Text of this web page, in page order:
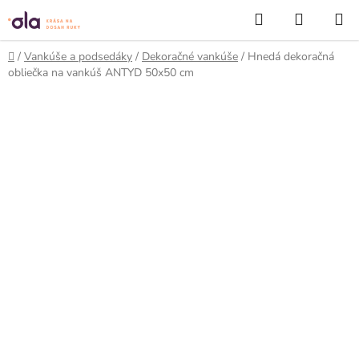
Prejsť
na
obsah
Hľadať
KOŠÍK
Domov
/ Vankúše a podsedáky / Dekoračné vankúše / Hnedá dekoračná
obliečka na vankúš ANTYD 50x50 cm